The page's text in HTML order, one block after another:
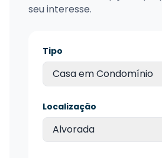
seu interesse.
Tipo
Casa em Condomínio
Localização
Alvorada